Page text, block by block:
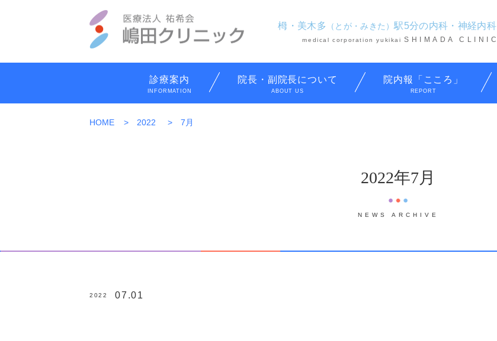
栂・美木多 （とが・みきた）駅5分の内科・神経内科
medical corporation yukikaiSHIMADA CLINIC
診療案内
INFORMATION
院長・副院長について
ABOUT US
院内報「こころ」
REPORT
HOME > 2022 > 7月
2022年7月
NEWS ARCHIVE
2022 07.01